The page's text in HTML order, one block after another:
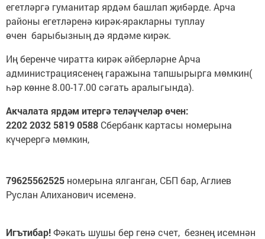
егетләргә гуманитар ярдәм башлап җибәрде. Арча
районы егетләренә кирәк-яракларны туплау
өчен барыбызның дә ярдәме кирәк.
Иң беренче чиратта кирәк әйберләрне Арча
администрациясенең гаражына тапшырырга мөмкин(
һәр көнне 8.00-17.00 сәгать аралыгында).
Акчалата ярдәм итергә теләүчеләр өчен:
2202 2032 5819 0588 Сбербанк картасы номерына
күчерергә мөмкин,
79625562525 номерына ялганган, СБП бар, Аглиев
Руслан Алиханович исеменә.
Игътибар!Фәкать шушы бер генә счет, безнең исемнән